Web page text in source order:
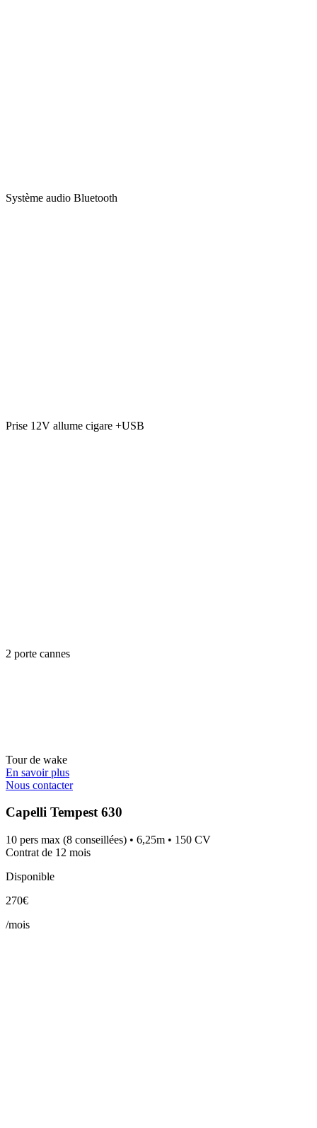
Système audio Bluetooth
Prise 12V allume cigare +USB
2 porte cannes
Tour de wake
En savoir plus
Nous contacter
Capelli Tempest 630
10 pers max (8 conseillées) • 6,25m • 150 CV
Contrat de 12 mois
Disponible
270€
/mois